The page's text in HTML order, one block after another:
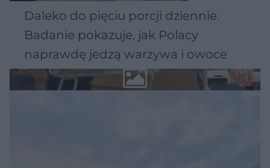
Daleko do pięciu porcji dziennie.
Badanie pokazuje, jak Polacy
naprawdę jedzą warzywa i owoce